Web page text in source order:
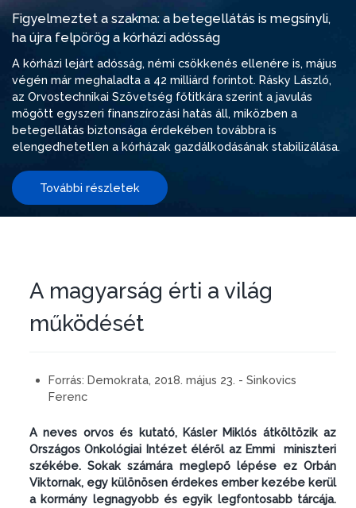
Figyelmeztet a szakma: a betegellátás is megsínyli,
ha újra felpörög a kórházi adósság
A kórházi lejárt adósság, némi csökkenés ellenére is, május
végén már meghaladta a 42 milliárd forintot. Rásky László,
az Orvostechnikai Szövetség főtitkára szerint a javulás
mögött egyszeri finanszírozási hatás áll, miközben a
betegellátás biztonsága érdekében továbbra is
elengedhetetlen a kórházak gazdálkodásának stabilizálása.
További részletek
A magyarság érti a világ
működését
Forrás: Demokrata, 2018. május 23. - Sinkovics
Ferenc
A neves orvos és kutató, Kásler Miklós átköltözik az
Országos Onkológiai Intézet éléről az Emmi miniszteri
székébe. Sokak számára meglepő lépése ez Orbán
Viktornak, egy különösen érdekes ember kezébe kerül
a kormány legnagyobb és egyik legfontosabb tárcája.